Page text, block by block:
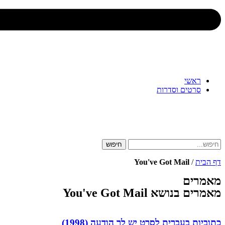
ראשי
סרטים וסדרות
חיפוש
דף הבית/
You've Got Mail
מאמרים
מאמרים בנושא You've Got Mail
כתוביות בעברית לסרט יש לך הודעה (1998)